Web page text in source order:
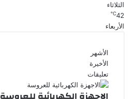
الثلاثاء
42
℃
الأربعاء
الأشهر
الأخيرة
تعليقات